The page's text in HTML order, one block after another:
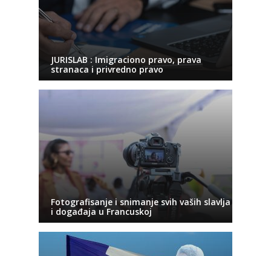
JURISLAB : Imigraciono pravo, prava
stranaca i privredno pravo
Fotografisanje i snimanje svih vaših slavlja
i događaja u Francuskoj